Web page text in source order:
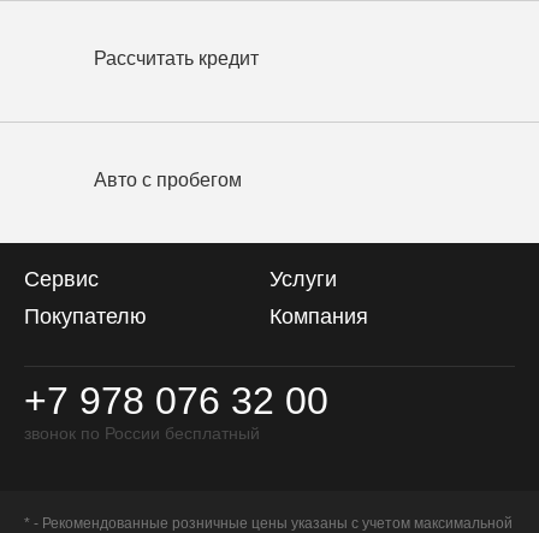
Рассчитать кредит
Авто с пробегом
Сервис
Услуги
Покупателю
Компания
+7 978 076 32 00
звонок по России бесплатный
* - Рекомендованные розничные цены указаны с учетом максимальной